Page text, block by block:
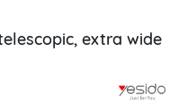
extra wide